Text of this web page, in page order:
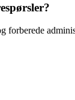
forberede